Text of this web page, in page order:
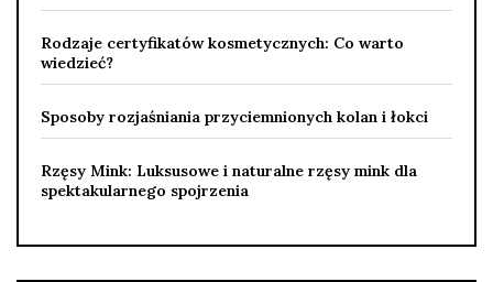
Rodzaje certyfikatów kosmetycznych: Co warto
wiedzieć?
Sposoby rozjaśniania przyciemnionych kolan i łokci
Rzęsy Mink: Luksusowe i naturalne rzęsy mink dla
spektakularnego spojrzenia